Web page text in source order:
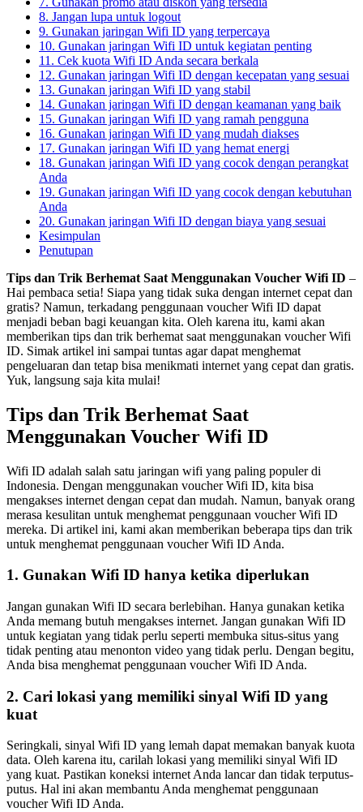
8. Jangan lupa untuk logout
9. Gunakan jaringan Wifi ID yang terpercaya
10. Gunakan jaringan Wifi ID untuk kegiatan penting
11. Cek kuota Wifi ID Anda secara berkala
12. Gunakan jaringan Wifi ID dengan kecepatan yang sesuai
13. Gunakan jaringan Wifi ID yang stabil
14. Gunakan jaringan Wifi ID dengan keamanan yang baik
15. Gunakan jaringan Wifi ID yang ramah pengguna
16. Gunakan jaringan Wifi ID yang mudah diakses
17. Gunakan jaringan Wifi ID yang hemat energi
18. Gunakan jaringan Wifi ID yang cocok dengan perangkat
Anda
19. Gunakan jaringan Wifi ID yang cocok dengan kebutuhan
Anda
20. Gunakan jaringan Wifi ID dengan biaya yang sesuai
Kesimpulan
Penutupan
Tips dan Trik Berhemat Saat Menggunakan Voucher Wifi ID –
Hai pembaca setia! Siapa yang tidak suka dengan internet cepat dan
gratis? Namun, terkadang penggunaan voucher Wifi ID dapat
menjadi beban bagi keuangan kita. Oleh karena itu, kami akan
memberikan tips dan trik berhemat saat menggunakan voucher Wifi
ID. Simak artikel ini sampai tuntas agar dapat menghemat
pengeluaran dan tetap bisa menikmati internet yang cepat dan gratis.
Yuk, langsung saja kita mulai!
Tips dan Trik Berhemat Saat
Menggunakan Voucher Wifi ID
Wifi ID adalah salah satu jaringan wifi yang paling populer di
Indonesia. Dengan menggunakan voucher Wifi ID, kita bisa
mengakses internet dengan cepat dan mudah. Namun, banyak orang
merasa kesulitan untuk menghemat penggunaan voucher Wifi ID
mereka. Di artikel ini, kami akan memberikan beberapa tips dan trik
untuk menghemat penggunaan voucher Wifi ID Anda.
1. Gunakan Wifi ID hanya ketika diperlukan
Jangan gunakan Wifi ID secara berlebihan. Hanya gunakan ketika
Anda memang butuh mengakses internet. Jangan gunakan Wifi ID
untuk kegiatan yang tidak perlu seperti membuka situs-situs yang
tidak penting atau menonton video yang tidak perlu. Dengan begitu,
Anda bisa menghemat penggunaan voucher Wifi ID Anda.
2. Cari lokasi yang memiliki sinyal Wifi ID yang
kuat
Seringkali, sinyal Wifi ID yang lemah dapat memakan banyak kuota
data. Oleh karena itu, carilah lokasi yang memiliki sinyal Wifi ID
yang kuat. Pastikan koneksi internet Anda lancar dan tidak terputus-
putus. Hal ini akan membantu Anda menghemat penggunaan
voucher Wifi ID Anda.